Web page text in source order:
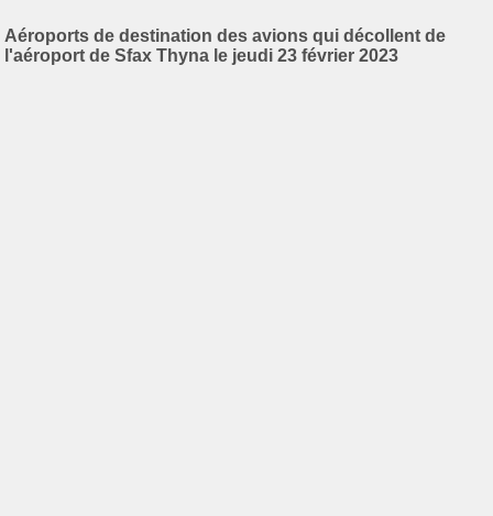
Aéroports de destination des avions qui décollent de
l'aéroport de Sfax Thyna le jeudi 23 février 2023